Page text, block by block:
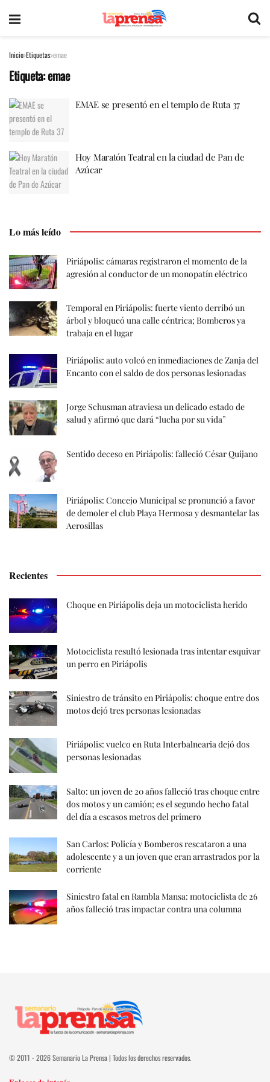
Inicio Etiquetas emae
Etiqueta:emae
EMAE se presentó en el templo de Ruta 37
Hoy Maratón Teatral en la ciudad de Pan de
Azúcar
Lo más leído
Piriápolis: cámaras registraron el momento de la
agresión al conductor de un monopatín eléctrico
Temporal en Piriápolis: fuerte viento derribó un
árbol y bloqueó una calle céntrica; Bomberos ya
trabaja en el lugar
Piriápolis: auto volcó en inmediaciones de Zanja del
Encanto con el saldo de dos personas lesionadas
Jorge Schusman atraviesa un delicado estado de
salud y afirmó que dará “lucha por su vida”
Sentido deceso en Piriápolis: falleció César Quijano
Piriápolis: Concejo Municipal se pronunció a favor
de demoler el club Playa Hermosa y desmantelar las
Aerosillas
Recientes
Choque en Piriápolis deja un motociclista herido
Motociclista resultó lesionada tras intentar esquivar
un perro en Piriápolis
Siniestro de tránsito en Piriápolis: choque entre dos
motos dejó tres personas lesionadas
Piriápolis: vuelco en Ruta Interbalnearia dejó dos
personas lesionadas
Salto: un joven de 20 años falleció tras choque entre
dos motos y un camión; es el segundo hecho fatal
del día a escasos metros del primero
San Carlos: Policía y Bomberos rescataron a una
adolescente y a un joven que eran arrastrados por la
corriente
Siniestro fatal en Rambla Mansa: motociclista de 26
años falleció tras impactar contra una columna
© 2011 - 2026 Semanario La Prensa | Todos los derechos reservados.